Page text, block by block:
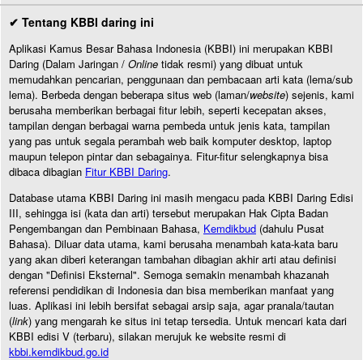
✔ Tentang KBBI daring ini
Aplikasi Kamus Besar Bahasa Indonesia (KBBI) ini merupakan KBBI
Daring (Dalam Jaringan / Online tidak resmi) yang dibuat untuk
memudahkan pencarian, penggunaan dan pembacaan arti kata (lema/sub
lema). Berbeda dengan beberapa situs web (laman/website) sejenis, kami
berusaha memberikan berbagai fitur lebih, seperti kecepatan akses,
tampilan dengan berbagai warna pembeda untuk jenis kata, tampilan
yang pas untuk segala perambah web baik komputer desktop, laptop
maupun telepon pintar dan sebagainya. Fitur-fitur selengkapnya bisa
dibaca dibagian Fitur KBBI Daring.
Database utama KBBI Daring ini masih mengacu pada KBBI Daring Edisi
III, sehingga isi (kata dan arti) tersebut merupakan Hak Cipta Badan
Pengembangan dan Pembinaan Bahasa, Kemdikbud (dahulu Pusat
Bahasa). Diluar data utama, kami berusaha menambah kata-kata baru
yang akan diberi keterangan tambahan dibagian akhir arti atau definisi
dengan "Definisi Eksternal". Semoga semakin menambah khazanah
referensi pendidikan di Indonesia dan bisa memberikan manfaat yang
luas. Aplikasi ini lebih bersifat sebagai arsip saja, agar pranala/tautan
(link) yang mengarah ke situs ini tetap tersedia. Untuk mencari kata dari
KBBI edisi V (terbaru), silakan merujuk ke website resmi di
kbbi.kemdikbud.go.id